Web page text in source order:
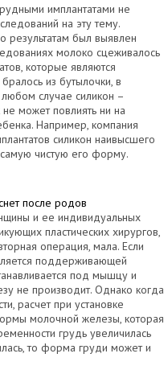
имплантатами не
на эту тему.
результатам был выявлен
молоко сцеживалось
которые являются
из бутылочки, в
любом случае силикон –
может повлиять ни на
Например, компания
силикон наивысшего
чистую его форму.
после родов
и ее индивидуальных
пластических хирургов,
операция, мала. Если
поддерживающей
под мышцу и
не производит. Однако когда
расчет при установке
молочной железы, которая
грудь увеличилась
то форма груди может и